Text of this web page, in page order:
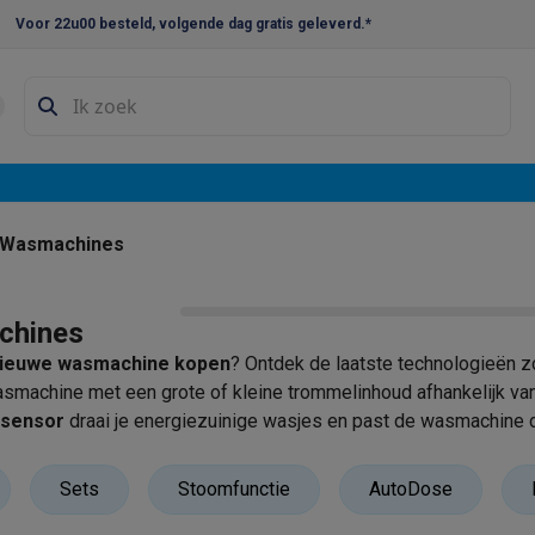
Voor 22u00 besteld, volgende dag gratis geleverd.*
koelkastenAmerikaanse koelkastenWijnkoelkasten
koelkastenInbouw diepvriezers
Gasfornuizen
Juicers Eierkokers Yoghurtmachines
Accessoires
Wasmachines
wasmachine kopen? Ontdek de laatste technologieën
met een grote of kleine trommelinhoud afhankelijk
draai je energiezuinige wasjes en past de wasmachine
Sets Stoomfunctie AutoDose